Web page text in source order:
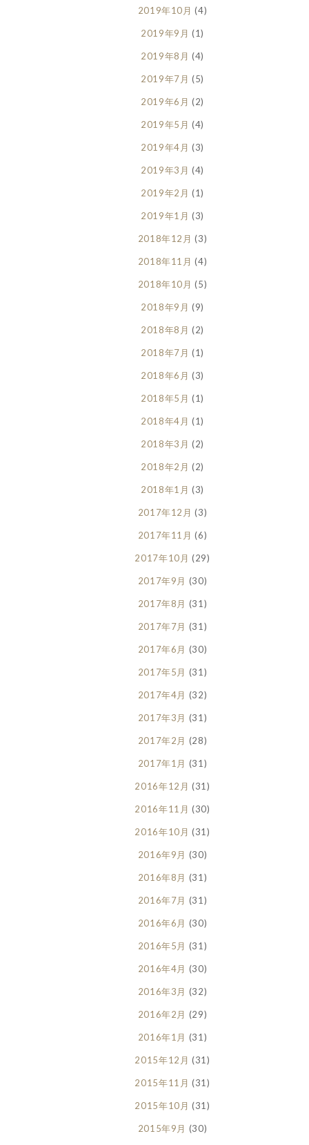
2019年10月 (4)
2019年9月 (1)
2019年8月 (4)
2019年7月 (5)
2019年6月 (2)
2019年5月 (4)
2019年4月 (3)
2019年3月 (4)
2019年2月 (1)
2019年1月 (3)
2018年12月 (3)
2018年11月 (4)
2018年10月 (5)
2018年9月 (9)
2018年8月 (2)
2018年7月 (1)
2018年6月 (3)
2018年5月 (1)
2018年4月 (1)
2018年3月 (2)
2018年2月 (2)
2018年1月 (3)
2017年12月 (3)
2017年11月 (6)
2017年10月 (29)
2017年9月 (30)
2017年8月 (31)
2017年7月 (31)
2017年6月 (30)
2017年5月 (31)
2017年4月 (32)
2017年3月 (31)
2017年2月 (28)
2017年1月 (31)
2016年12月 (31)
2016年11月 (30)
2016年10月 (31)
2016年9月 (30)
2016年8月 (31)
2016年7月 (31)
2016年6月 (30)
2016年5月 (31)
2016年4月 (30)
2016年3月 (32)
2016年2月 (29)
2016年1月 (31)
2015年12月 (31)
2015年11月 (31)
2015年10月 (31)
2015年9月 (30)